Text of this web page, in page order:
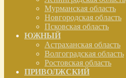
Мурманская область
Новгородская область
Псковская область
ЮЖНЫЙ
Астраханская область
Волгоградская область
Ростовская область
ПРИВОЛЖСКИЙ